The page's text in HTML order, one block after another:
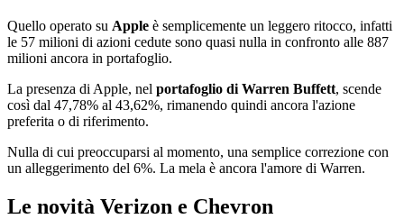
Quello operato su Apple è semplicemente un leggero ritocco, infatti
le 57 milioni di azioni cedute sono quasi nulla in confronto alle 887
milioni ancora in portafoglio.
La presenza di Apple, nel portafoglio di Warren Buffett, scende
così dal 47,78% al 43,62%, rimanendo quindi ancora l'azione
preferita o di riferimento.
Nulla di cui preoccuparsi al momento, una semplice correzione con
un alleggerimento del 6%. La mela è ancora l'amore di Warren.
Le novità Verizon e Chevron